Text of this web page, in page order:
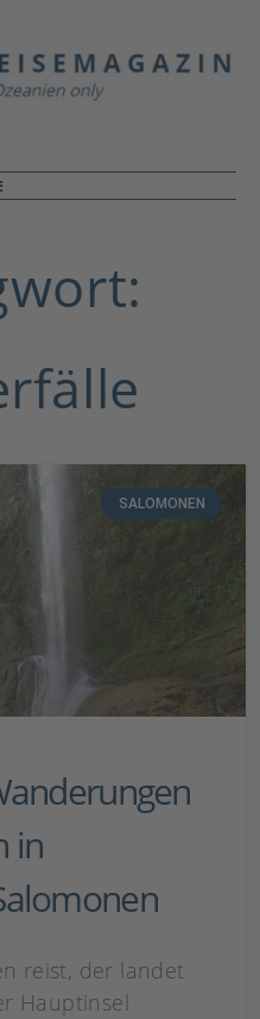
SALOMONEN
in
reist, der landet
Hauptinsel